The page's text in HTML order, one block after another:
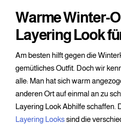
Warme Winter-
Layering Look
Am besten hilft gegen die
gemütliches Outfit. Doch wir
alle: Man hat sich warm
anderen Ort auf einmal an zu
Layering Look Abhilfe schaffen.
Layering Lookssind die